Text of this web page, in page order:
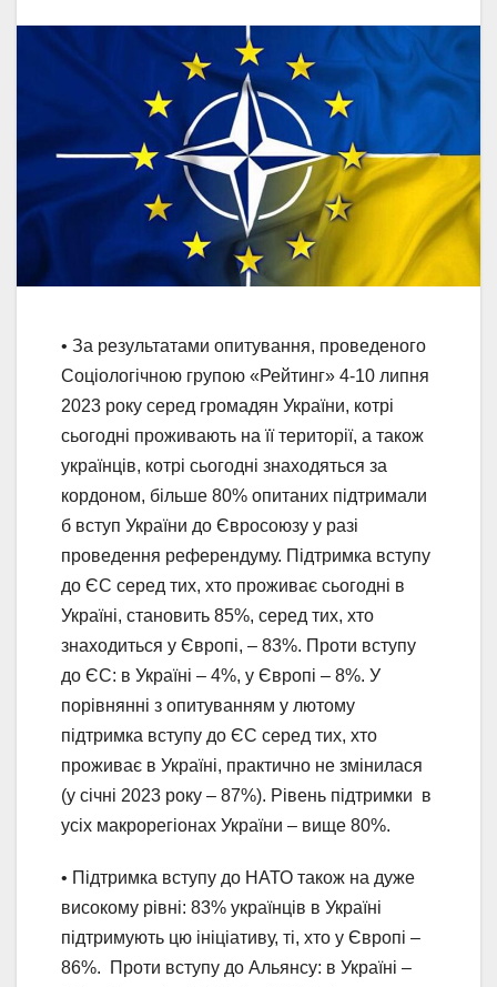
• За результатами опитування, проведеного
Соціологічною групою «Рейтинг» 4-10 липня
2023 року серед громадян України, котрі
сьогодні проживають на її території, а також
українців, котрі сьогодні знаходяться за
кордоном, більше 80% опитаних підтримали
б вступ України до Євросоюзу у разі
проведення референдуму. Підтримка вступу
до ЄС серед тих, хто проживає сьогодні в
Україні, становить 85%, серед тих, хто
знаходиться у Європі, – 83%. Проти вступу
до ЄС: в Україні – 4%, у Європі – 8%. У
порівнянні з опитуванням у лютому
підтримка вступу до ЄС серед тих, хто
проживає в Україні, практично не змінилася
(у січні 2023 року – 87%). Рівень підтримки в
усіх макрорегіонах України – вище 80%.
• Підтримка вступу до НАТО також на дуже
високому рівні: 83% українців в Україні
підтримують цю ініціативу, ті, хто у Європі –
86%. Проти вступу до Альянсу: в Україні –